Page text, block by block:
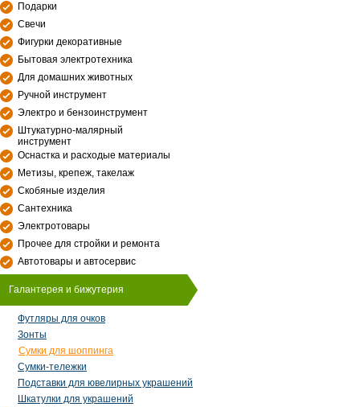
Подарки
Свечи
Фигурки декоративные
Бытовая электротехника
Для домашних животных
Ручной инструмент
Электро и бензоинструмент
Штукатурно-малярный
инструмент
Оснастка и расходые материалы
Метизы, крепеж, такелаж
Скобяные изделия
Сантехника
Электротовары
Прочее для стройки и ремонта
Автотовары и автосервис
Галантерея и бижутерия
Футляры для очков
Зонты
Сумки для шоппинга
Сумки-тележки
Подставки для ювелирных украшений
Шкатулки для украшений